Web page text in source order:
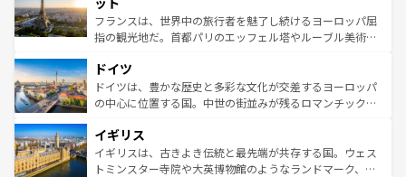
しい。
る。首都マドリードの洗練された雰囲気や、バルセロナの
アートに溢れた街角から、地方では古代ローマ遺跡や中世
せる。地方によって風土や気候が異なるスペインはその個
性で訪れる人を魅了する。 なお、新着のスペイン情報は コ
ンテンツ一覧を参照してほしい。
フランスは、世界中の旅行者を魅了し続けるヨーロッパ屈
指の観光地だ。首都パリのエッフェル塔やルーブル美術館
で、幅広い魅力が詰まっている。華麗な宮殿、歴史的な大
聖堂、美しいビーチ、そして豊かな自然が、訪れる者を心
から魅了する。また、フランスは美食の国としても知ら
いる。シャンパンの発祥地であるランス、プロヴァンスの
香り高いラベンダー畑など、多彩な楽しみ方が可能だ。さ
らに、パリ以外の地域にも魅力が溢れており、どの街角に
ドイツ
ドイツは、豊かな歴史と多彩な文化が交差するヨーロッパ
の中心に位置する国。中世の街並みが残るロマンチック街
顔を持つこの国は、どこを歩いても飽きることがない。ベ
ルリンの文化的活気、バイエルン州のアルプスの絶景、そ
してライン川沿いのワイン畑といった風景は必見。ビール
イギリス
イギリスは、古きよき伝統と最先端が共存する国。ウェス
トミンスター寺院や大英博物館のようなランドマーク、歴